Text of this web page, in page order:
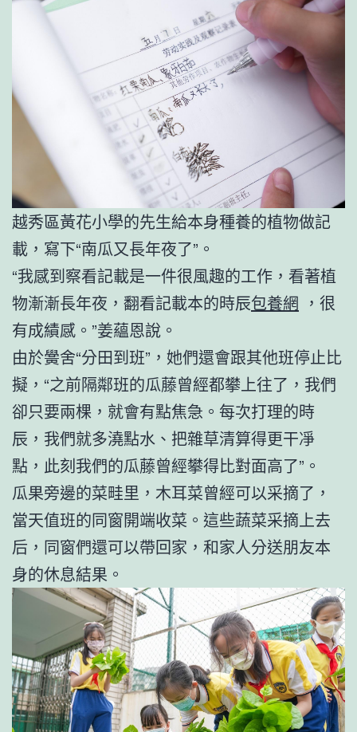
越秀區黃花小學的先生給本身種養的植物做記
載，寫下“南瓜又長年夜了”。
“我感到察看記載是一件很風趣的工作，看著植
物漸漸長年夜，翻看記載本的時辰包養網 ，很
有成績感。”姜蘊恩說。
由於黌舍“分田到班”，她們還會跟其他班停止比
擬，“之前隔鄰班的瓜藤曾經都攀上往了，我們
卻只要兩棵，就會有點焦急。每次打理的時
辰，我們就多澆點水、把雜草清算得更干凈
點，此刻我們的瓜藤曾經攀得比對面高了”。
瓜果旁邊的菜畦里，木耳菜曾經可以采摘了，
當天值班的同窗開端收菜。這些蔬菜采摘上去
后，同窗們還可以帶回家，和家人分送朋友本
身的休息結果。